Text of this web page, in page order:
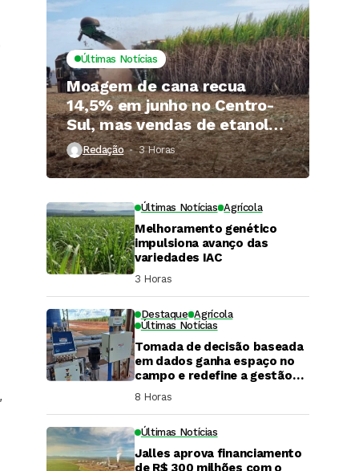
Últimas Notícias
Moagem de cana recua
14,5% em junho no Centro-
Sul, mas vendas de etanol
superam 3 bilhões de litros
Redação 3 Horas ⁮
Últimas Notícias Agrícola
Melhoramento genético
impulsiona avanço das
variedades IAC
3 Horas ⁮
Destaque Agrícola
Últimas Notícias
Tomada de decisão baseada
em dados ganha espaço no
campo e redefine a gestão
hídrica das propriedades
rurais
8 Horas ⁮
Últimas Notícias
Jalles aprova financiamento
de R$ 300 milhões com o
DaCana Cast